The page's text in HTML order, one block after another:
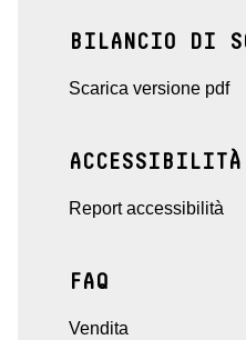
BILANCIO DI
Scarica versione pdf
ACCESSIBILITÀ
Report accessibilità
FAQ
Vendita